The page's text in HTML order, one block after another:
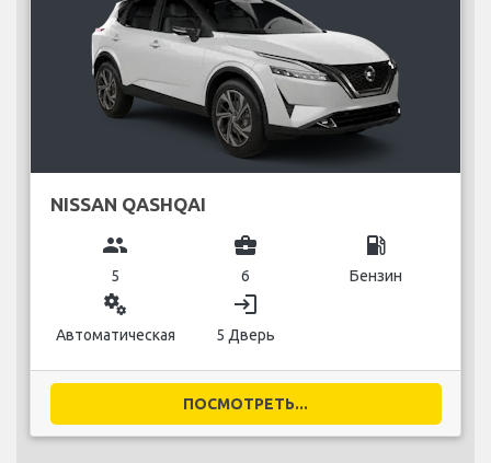
NISSAN QASHQAI
group
5
business_center
6
local_gas_station
Бензин
miscellaneous_services
Автоматическая
login
5 Дверь
ПОСМОТРЕТЬ...